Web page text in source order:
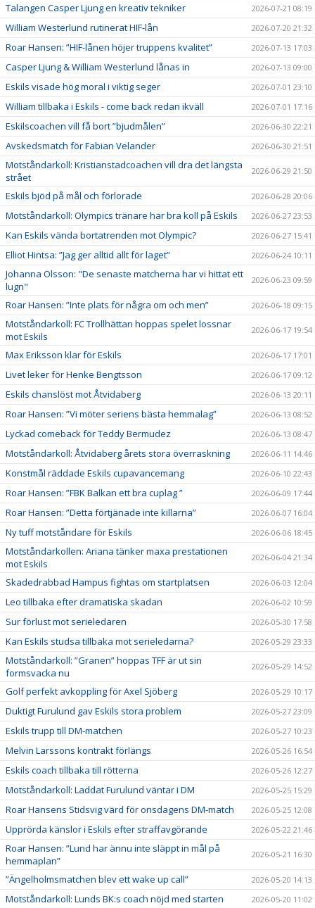
Talangen Casper Ljung en kreativ tekniker 2026-07-21 08:19
William Westerlund rutinerat HIF-lån 2026-07-20 21:32
Roar Hansen: ”HIF-lånen höjer truppens kvalitet” 2026-07-13 17:03
Casper Ljung & William Westerlund lånas in 2026-07-13 09:00
Eskils visade hög moral i viktig seger 2026-07-01 23:10
William tillbaka i Eskils - come back redan ikväll 2026-07-01 17:16
Eskilscoachen vill få bort ”bjudmålen” 2026-06-30 22:21
Avskedsmatch för Fabian Velander 2026-06-30 21:51
Motståndarkoll: Kristianstadcoachen vill dra det längsta
strået
2026-06-29 21:50
Eskils bjöd på mål och förlorade 2026-06-28 20:06
Motståndarkoll: Olympics tränare har bra koll på Eskils 2026-06-27 23:53
Kan Eskils vända bortatrenden mot Olympic? 2026-06-27 15:41
Elliot Hintsa: ”Jag ger alltid allt för laget” 2026-06-24 10:11
Johanna Olsson: "De senaste matcherna har vi hittat ett
lugn"
2026-06-23 09:59
Roar Hansen: ”Inte plats för några om och men” 2026-06-18 09:15
Motståndarkoll: FC Trollhättan hoppas spelet lossnar
mot Eskils
2026-06-17 19:54
Max Eriksson klar för Eskils 2026-06-17 17:01
Livet leker för Henke Bengtsson 2026-06-17 09:12
Eskils chanslöst mot Åtvidaberg 2026-06-13 20:11
Roar Hansen: ”Vi möter seriens bästa hemmalag” 2026-06-13 08:52
Lyckad comeback för Teddy Bermudez 2026-06-13 08:47
Motståndarkoll: Åtvidaberg årets stora överraskning 2026-06-11 14:46
Konstmål räddade Eskils cupavancemang 2026-06-10 22:43
Roar Hansen: ”FBK Balkan ett bra cuplag ” 2026-06-09 17:44
Roar Hansen: ”Detta förtjänade inte killarna” 2026-06-07 16:04
Ny tuff motståndare för Eskils 2026-06-06 18:45
Motståndarkollen: Ariana tänker maxa prestationen
mot Eskils
2026-06-04 21:34
Skadedrabbad Hampus fightas om startplatsen 2026-06-03 12:04
Leo tillbaka efter dramatiska skadan 2026-06-02 10:59
Sur förlust mot serieledaren 2026-05-30 17:58
Kan Eskils studsa tillbaka mot serieledarna? 2026-05-29 23:33
Motståndarkoll: ”Granen” hoppas TFF är ut sin
formsvacka nu
2026-05-29 14:52
Golf perfekt avkoppling för Axel Sjöberg 2026-05-29 10:17
Duktigt Furulund gav Eskils stora problem 2026-05-27 23:09
Eskils trupp till DM-matchen 2026-05-27 10:23
Melvin Larssons kontrakt förlängs 2026-05-26 16:54
Eskils coach tillbaka till rötterna 2026-05-26 12:27
Motståndarkoll: Laddat Furulund väntar i DM 2026-05-25 15:29
Roar Hansens Stidsvig värd för onsdagens DM-match 2026-05-25 12:08
Upprörda känslor i Eskils efter straffavgörande 2026-05-22 21:46
Roar Hansen: ”Lund har ännu inte släppt in mål på
hemmaplan”
2026-05-21 16:30
”Ängelholmsmatchen blev ett wake up call” 2026-05-20 14:13
Motståndarkoll: Lunds BK:s coach nöjd med starten 2026-05-20 11:02